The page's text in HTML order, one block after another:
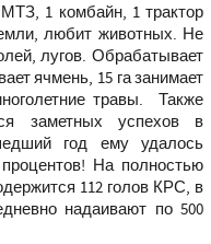
1 комбайн, 1 трактор
любит животных. Не
лугов. Обрабатывает
ячмень, 15 га занимает
травы. Также
заметных успехов в
год ему удалось
На полностью
112 голов КРС, в
надаивают по 500